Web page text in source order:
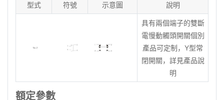
型式 符號 示意圖 說明
具有兩個端子的雙斷
電慢動觸頭開關個別
產品可定制，Y型常
閉開關，詳見產品說
明
額定參數